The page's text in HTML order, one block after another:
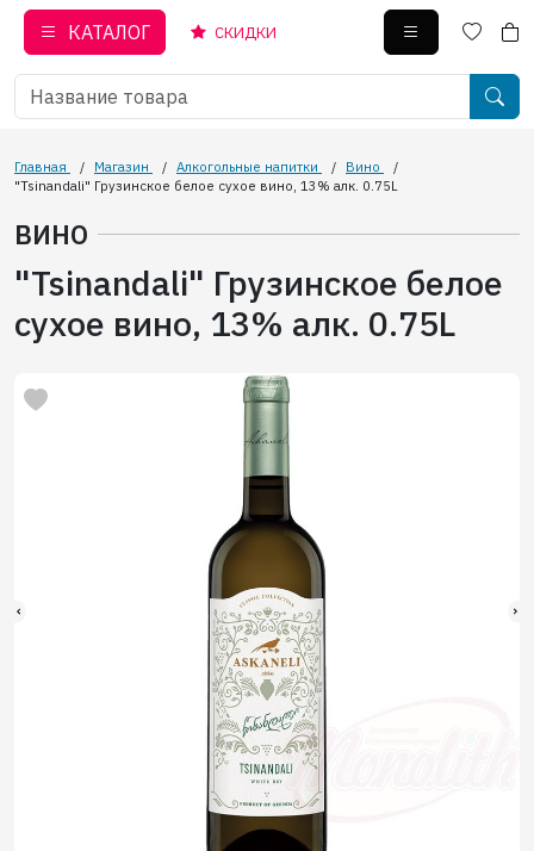
КАТАЛОГ СКИДКИ
Главная / Магазин / Алкогольные напитки / Вино
/
"Tsinandali" Грузинское белое сухое вино, 13% алк. 0.75L
ВИНО
"Tsinandali" Грузинское белое
сухое вино, 13% алк. 0.75L